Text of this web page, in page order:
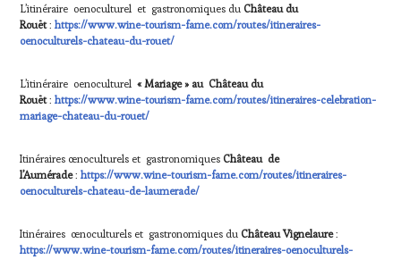
L’itinéraire oenoculturel et gastronomiques du Château du
Rouët:https://www.wine-tourism-fame.com/routes/itineraires-
oenoculturels-chateau-du-rouet/
L’itinéraire oenoculturel « Mariage » au Château du
Rouët:https://www.wine-tourism-fame.com/routes/itineraires-celebration-
mariage-chateau-du-rouet/
Itinéraires œnoculturels et gastronomiques Château de
l’Aumérade:https://www.wine-tourism-fame.com/routes/itineraires-
oenoculturels-chateau-de-laumerade/
Itinéraires œnoculturels et gastronomiques du Château Vignelaure:
https://www.wine-tourism-fame.com/routes/itineraires-oenoculturels-